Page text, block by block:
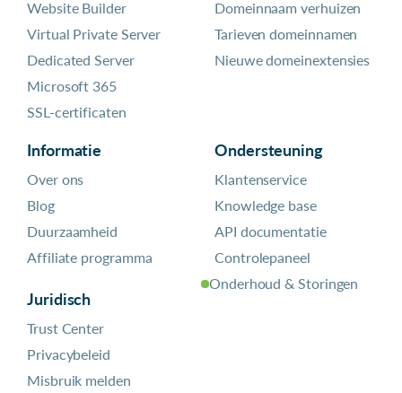
Website Builder
Virtual Private Server
Dedicated Server
Microsoft 365
SSL-certificaten
Domeinnaam verhuizen
Tarieven domeinnamen
Nieuwe domeinextensies
Informatie
Over ons
Blog
Duurzaamheid
Affiliate programma
Juridisch
Trust Center
Privacybeleid
Misbruik melden
Ondersteuning
Klantenservice
Knowledge base
API documentatie
Controlepaneel
Onderhoud & Storingen